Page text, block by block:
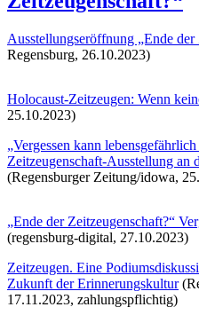
Ausstellungseröffnung „Ende der
Regensburg, 26.10.2023)
Holocaust-Zeitzeugen: Wenn
25.10.2023)
„Vergessen kann
Zeitzeugenschaft-Ausstellung an
(Regensburger Zeitung/idowa,
„Ende der Zeitzeugenschaft?“
(regensburg-digital, 27.10.2023)
Zeitzeugen. Eine
Zukunft der Erinnerungskultur
17.11.2023, zahlungspflichtig)